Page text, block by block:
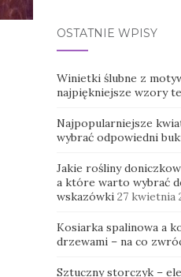
OSTATNIE WPISY
Winietki ślubne z
najpiękniejsze wzory
Najpopularniejsze
wybrać odpowiedni
Jakie rośliny
a które warto wybrać
wskazówki 27 kwietnia
Kosiarka spalinowa a
drzewami – na co
Sztuczny storczyk –